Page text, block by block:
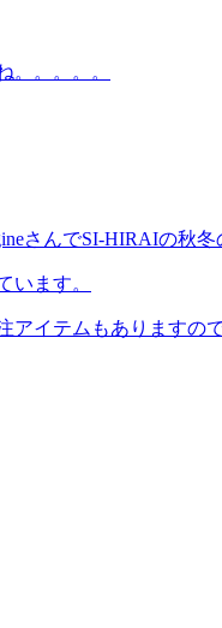
。。。。。
さんでSI-HIRAIの秋
います。
アイテムもありますの